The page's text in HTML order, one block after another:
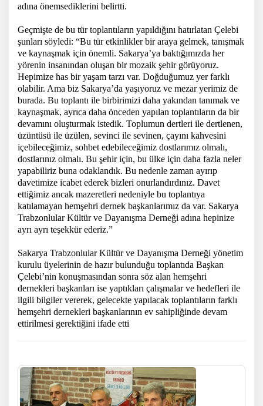
adına önemsediklerini belirtti.
Geçmişte de bu tür toplantıların yapıldığını hatırlatan Çelebi
şunları söyledi: “Bu tür etkinlikler bir araya gelmek, tanışmak
ve kaynaşmak için önemli. Sakarya’ya baktığımızda her
yörenin insanından oluşan bir mozaik şehir görüyoruz.
Hepimize has bir yaşam tarzı var. Doğduğumuz yer farklı
olabilir. Ama biz Sakarya’da yaşıyoruz ve mezar yerimiz de
burada. Bu toplantı ile birbirimizi daha yakından tanımak ve
kaynaşmak, ayrıca daha önceden yapılan toplantıların da bir
devamını oluşturmak istedik. Toplumun dertleri ile dertlenen,
üzüntüsü ile üzülen, sevinci ile sevinen, çayını kahvesini
içebileceğimiz, sohbet edebileceğimiz dostlarımız olmalı,
dostlarınız olmalı. Bu şehir için, bu ülke için daha fazla neler
yapabiliriz buna odaklandık. Bu nedenle zaman ayırıp
davetimize icabet ederek bizleri onurlandırdınız. Davet
ettiğimiz ancak mazeretleri nedeniyle bu toplantıya
katılamayan hemşehri dernek başkanlarımız da var. Sakarya
Trabzonlular Kültür ve Dayanışma Derneği adına hepinize
ayrı ayrı teşekkür ederiz.”
Sakarya Trabzonlular Kültür ve Dayanışma Derneği yönetim
kurulu üyelerinin de hazır bulunduğu toplantıda Başkan
Çelebi’nin konuşmasından sonra söz alan hemşehri
dernekleri başkanları ise yaptıkları çalışmalar ve hedefleri ile
ilgili bilgiler vererek, gelecekte yapılacak toplantıların farklı
hemşehri dernekleri başkanlarının ev sahipliğinde devam
ettirilmesi gerektiğini ifade etti